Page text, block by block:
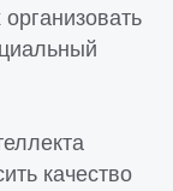
качество